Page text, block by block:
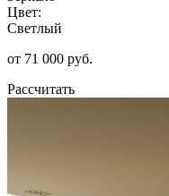
Цвет:
Светлый
от 71 000 руб.
Рассчитать